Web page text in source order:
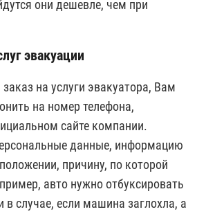
они дешевле, чем при
эвакуации
на услуги эвакуатора, Вам
на номер телефона,
сайте компании.
данные, информацию
причину, по которой
авто нужно отбуксировать
случае, если машина заглохла, а